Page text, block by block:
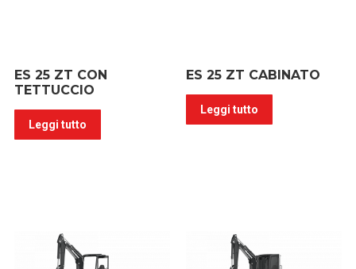
ES 25 ZT CON
TETTUCCIO
Leggi tutto
ES 25 ZT CABINATO
Leggi tutto